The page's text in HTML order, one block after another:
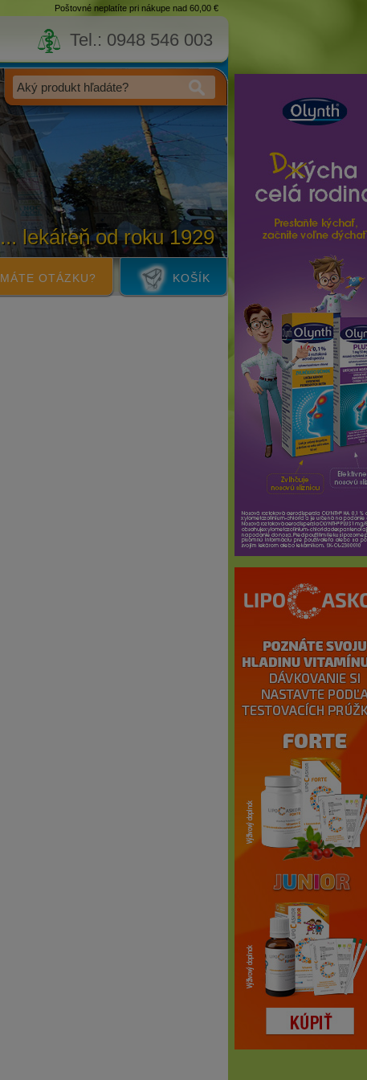
KOŠÍK
MÁTE OTÁZKU?
Poštovné neplatíte pri nákupe nad 60,00 €
Tel.: 0948 546 003
... lekáreň od roku 1929